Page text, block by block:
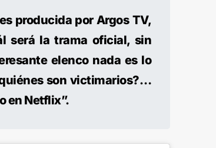
producida por Argos TV,
será la trama oficial, sin
elenco nada es lo
son victimarios?…
en Netflix”.